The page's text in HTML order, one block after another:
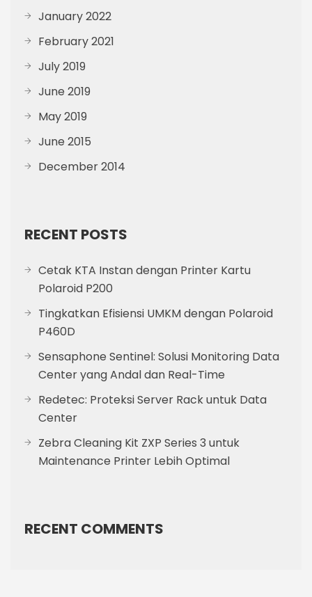
January 2022
February 2021
July 2019
June 2019
May 2019
June 2015
December 2014
RECENT POSTS
Cetak KTA Instan dengan Printer Kartu
Polaroid P200
Tingkatkan Efisiensi UMKM dengan Polaroid
P460D
Sensaphone Sentinel: Solusi Monitoring Data
Center yang Andal dan Real-Time
Redetec: Proteksi Server Rack untuk Data
Center
Zebra Cleaning Kit ZXP Series 3 untuk
Maintenance Printer Lebih Optimal
RECENT COMMENTS